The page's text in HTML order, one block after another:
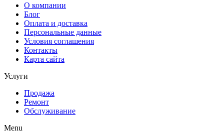
О компании
Блог
Оплата и доставка
Персональные данные
Условия соглашения
Контакты
Карта сайта
Услуги
Продажа
Ремонт
Обслуживание
Menu